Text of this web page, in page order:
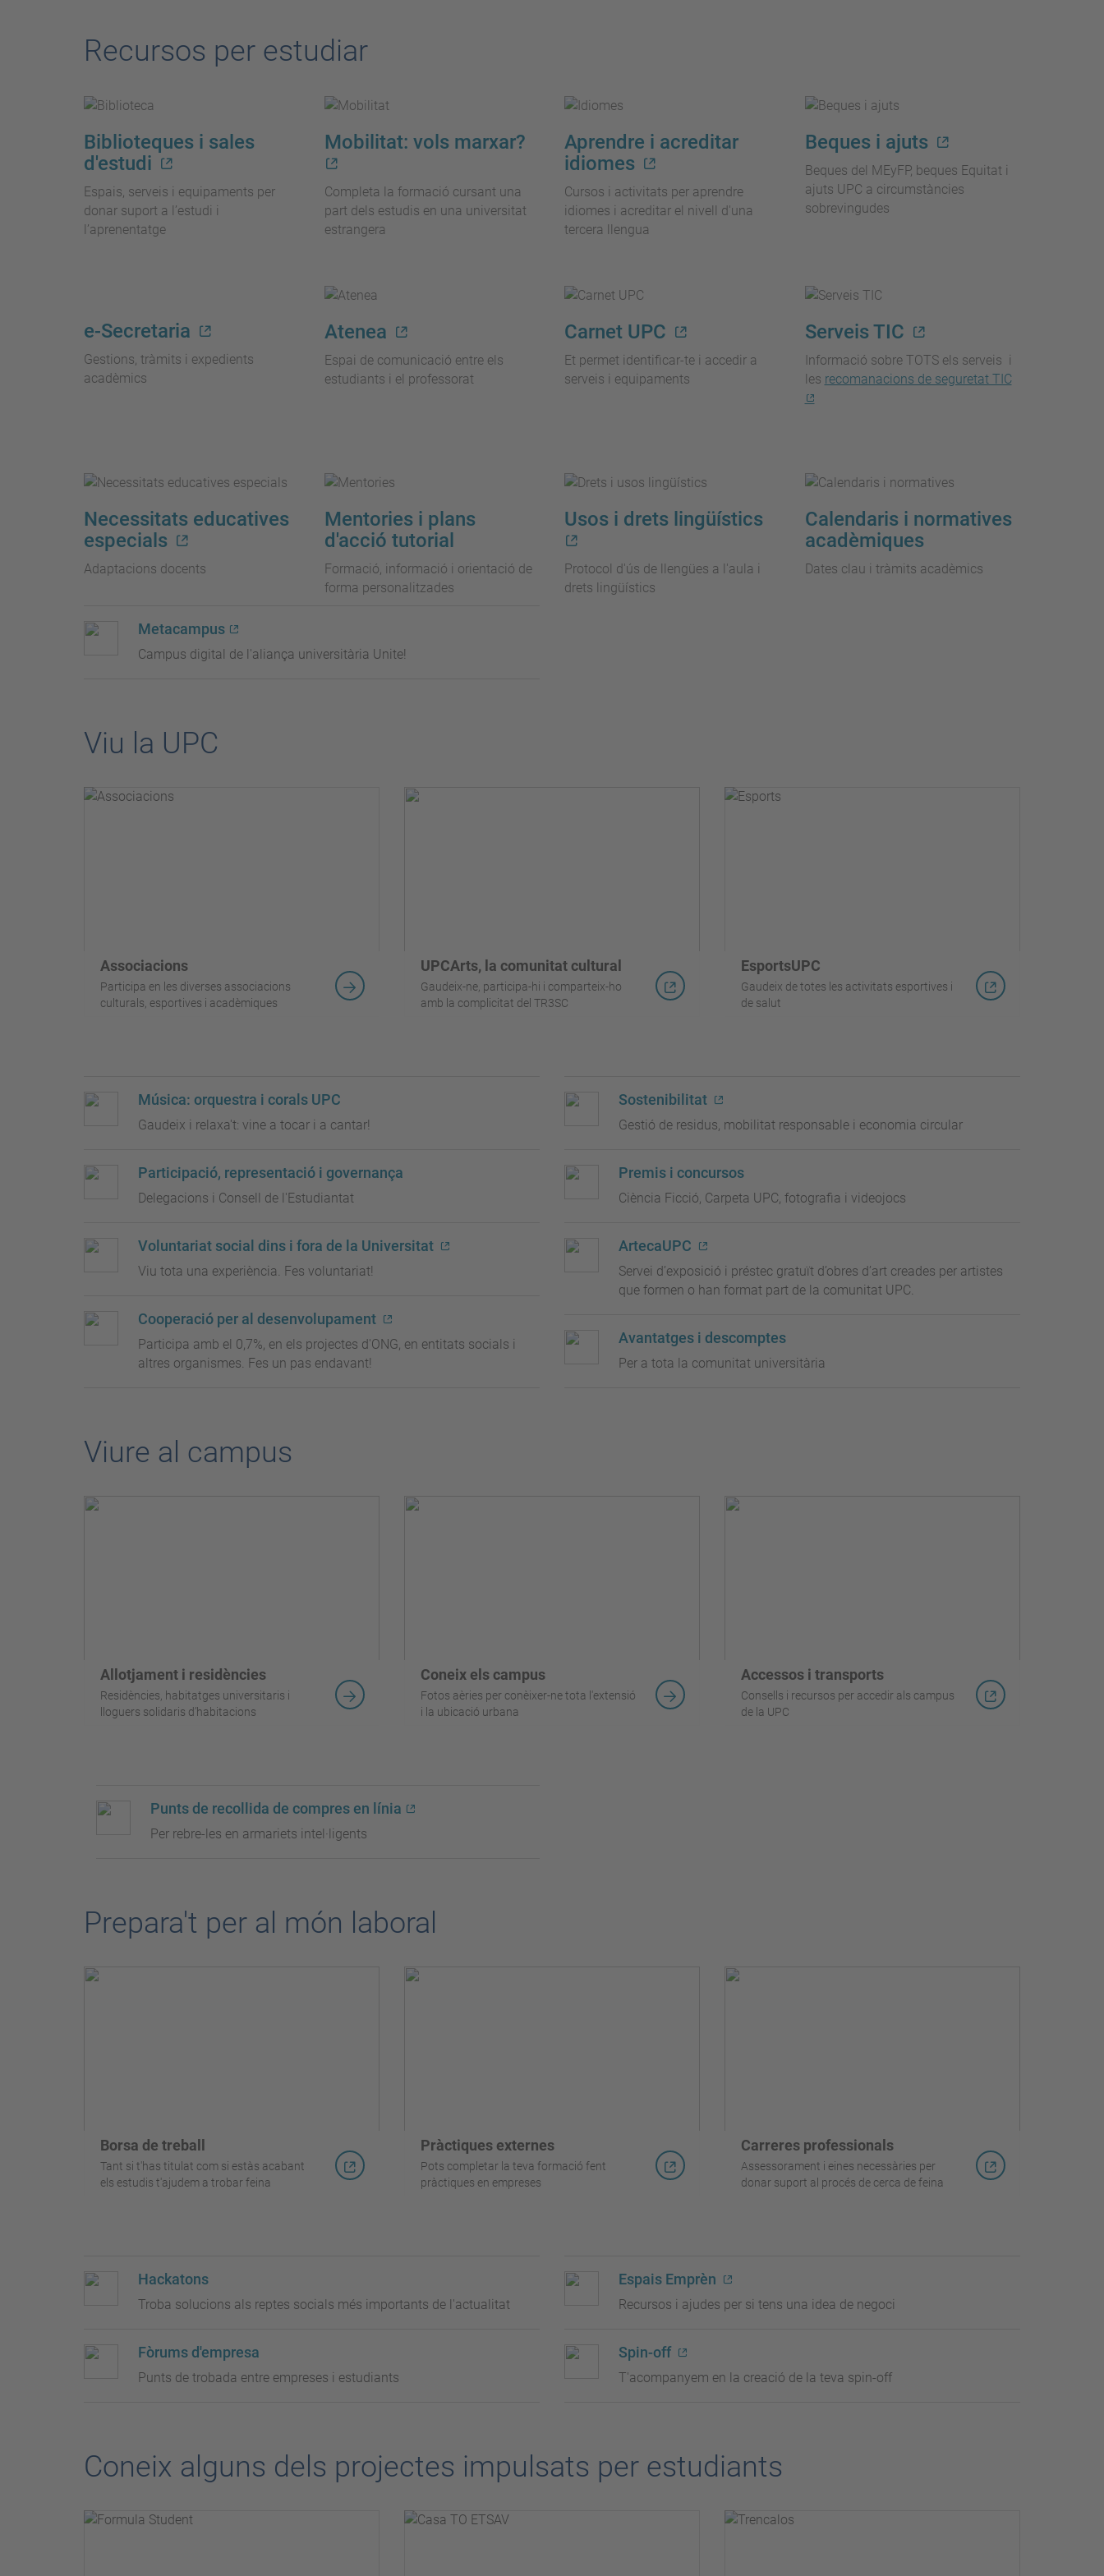
Recursos per estudiar
Biblioteques i sales
d'estudi
Espais, serveis i equipaments per
donar suport a l’estudi i
l’aprenentatge
Mobilitat: vols marxar?
Completa la formació cursant una
part dels estudis en una universitat
estrangera
Aprendre i acreditar
idiomes
Cursos i activitats per aprendre
idiomes i acreditar el nivell d'una
tercera llengua
Beques i ajuts
Beques del MEyFP, beques Equitat i
ajuts UPC a circumstàncies
sobrevingudes
e-Secretaria
Gestions, tràmits i expedients
acadèmics
Atenea
Espai de comunicació entre els
estudiants i el professorat
Carnet UPC
Et permet identificar-te i accedir a
serveis i equipaments
Serveis TIC
Informació sobre TOTS els serveis i
les recomanacions de seguretat TIC
Necessitats educatives
especials
Adaptacions docents
Mentories i plans
d'acció tutorial
Formació, informació i orientació de
forma personalitzades
Usos i drets lingüístics
Protocol d'ús de llengües a l'aula i
drets lingüístics
Calendaris i normatives
acadèmiques
Dates clau i tràmits acadèmics
Metacampus
Campus digital de l'aliança universitària Unite!
Viu la UPC
Associacions
Participa en les diverses associacions
culturals, esportives i acadèmiques
UPCArts, la comunitat cultural
Gaudeix-ne, participa-hi i comparteix-ho
amb la complicitat del TR3SC
EsportsUPC
Gaudeix de totes les activitats esportives i
de salut
Música: orquestra i corals UPC
Gaudeix i relaxa't: vine a tocar i a cantar!
Participació, representació i governança
Delegacions i Consell de l'Estudiantat
Voluntariat social dins i fora de la Universitat
Viu tota una experiència. Fes voluntariat!
Cooperació per al desenvolupament
Participa amb el 0,7%, en els projectes d'ONG, en entitats socials i
altres organismes. Fes un pas endavant!
Sostenibilitat
Gestió de residus, mobilitat responsable i economia circular
Premis i concursos
Ciència Ficció, Carpeta UPC, fotografia i videojocs
ArtecaUPC
Servei d’exposició i préstec gratuït d’obres d’art creades per artistes
que formen o han format part de la comunitat UPC.
Avantatges i descomptes
Per a tota la comunitat universitària
Viure al campus
Allotjament i residències
Residències, habitatges universitaris i
lloguers solidaris d’habitacions
Coneix els campus
Fotos aèries per conèixer-ne tota l'extensió
i la ubicació urbana
Accessos i transports
Consells i recursos per accedir als campus
de la UPC
Punts de recollida de compres en línia
Per rebre-les en armariets intel·ligents
Prepara't per al món laboral
Borsa de treball
Tant si t'has titulat com si estàs acabant
els estudis t'ajudem a trobar feina
Pràctiques externes
Pots completar la teva formació fent
pràctiques en empreses
Carreres professionals
Assessorament i eines necessàries per
donar suport al procés de cerca de feina
Hackatons
Troba solucions als reptes socials més importants de l'actualitat
Fòrums d'empresa
Punts de trobada entre empreses i estudiants
Espais Emprèn
Recursos i ajudes per si tens una idea de negoci
Spin-off
T'acompanyem en la creació de la teva spin-off
Coneix alguns dels projectes impulsats per estudiants